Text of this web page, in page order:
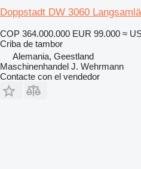
Doppstadt DW 3060
COP 364.000.000 EUR 99.000 ≈
Criba de tambor
Alemania, Geestland
Maschinenhandel J. Wehrmann
Contacte con el vendedor